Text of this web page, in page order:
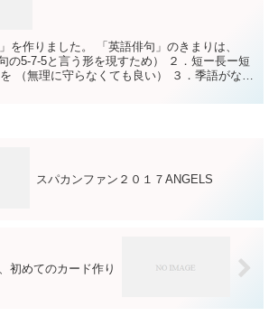
作りました。 「英語俳句」のきまりは、
の5-7-5と言う形を現すため） ２．短ー長ー短
（無理に守らなくても良い） ３．季語がなく
スパカンファン２０１７ANGELS
初めてのカード作り